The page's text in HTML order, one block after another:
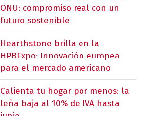
ONU: compromiso real con un
futuro sostenible
Hearthstone brilla en la
HPBExpo: Innovación europea
para el mercado americano
Calienta tu hogar por menos: la
leña baja al 10% de IVA hasta